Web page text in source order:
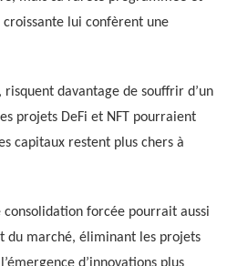
lui confèrent une
risquent davantage de souffrir d’un
projets DeFi et NFT pourraient
capitaux restent plus chers à
forcée pourrait aussi
du marché, éliminant les projets